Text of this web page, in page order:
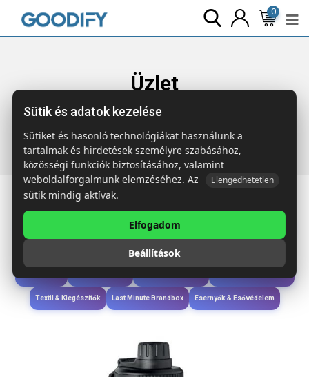
0
Üzlet
Főoldal Termékek Étkezés & Ivás
500 ml
Étkezés & Ivás
Wellness & Ápolás
Textil & Kiegészítők Last Minute Brandbox Esernyők & Esővédelem
Sütik és adatok kezelése
Sütiket és hasonló technológiákat használunk a
tartalmak és hirdetések személyre szabásához,
közösségi funkciók biztosításához, valamint
weboldalforgalmunk elemzéséhez. Az
Elengedhetetlen
sütik mindig aktívak.
Elfogadom
Beállítások